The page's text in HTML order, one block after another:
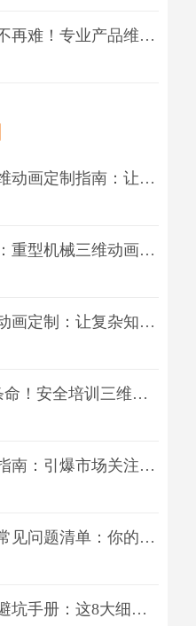
设备维护维修不再难！专业产品维护三维动画演示定制指南
虚拟实验室三维动画定制指南：让科学教学更生动
揭秘专业流程：重型机械三维动画制作的5大关键步骤
医学教学三维动画定制：让复杂知识一目了
1分钟可能=1条命！安全培训三维动画制作成本效益深度拆解
产品动画制作指南：引爆市场关注的视觉引擎
三维动画制作常见问题清单：你的项目是否踩中这6大技术雷区？
三维动画定制避坑手册：这8大细节重点关注